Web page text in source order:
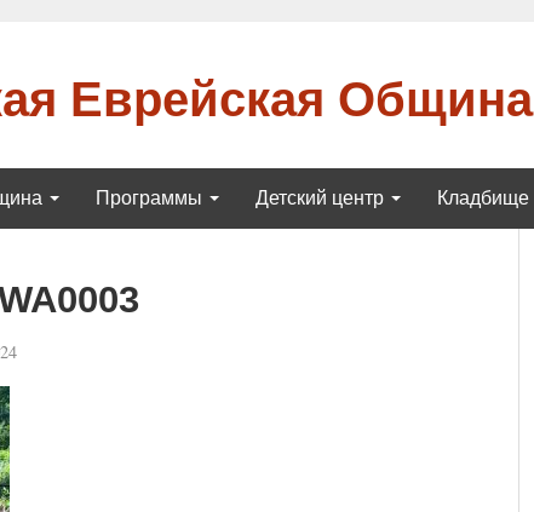
Еврейская Община
Программы Детский центр Кладбище